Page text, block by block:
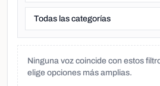
Ninguna voz coincide con estos
elige opciones más amplias.